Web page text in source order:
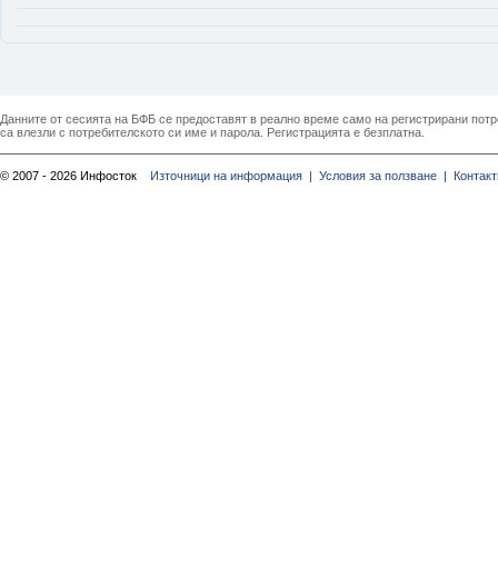
Данните от сесията на БФБ се предоставят в реално време само на регистрирани
са влезли с потребителското си име и парола. Регистрацията е безплатна.
© 2007 - 2026 Инфосток Източници на информация | Условия за ползване |